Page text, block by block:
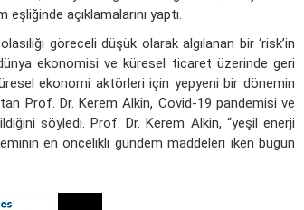
açıklamalarını yaptı.
göreceli düşük olarak algılanan bir ‘risk’in
ekonomisi ve küresel ticaret üzerinde geri
ekonomi aktörleri için yepyeni bir dönemin
Prof. Dr. Kerem Alkin, Covid-19 pandemisi ve
söyledi. Prof. Dr. Kerem Alkin, “yeşil enerji
en öncelikli gündem maddeleri iken bugün